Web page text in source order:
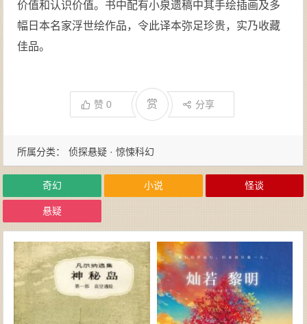
价值和认识价值。书中配有小泉遗稿中其手绘插画及多
幅日本名家浮世绘作品，令此译本弥足珍贵，实乃收藏
佳品。
赞0 赏 分享
所属分类： 侦探悬疑 · 惊悚科幻
奇幻 小说 怪谈
悬疑